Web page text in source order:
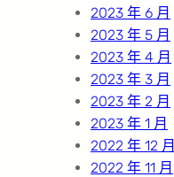
2023 年 6 月
2023 年 5 月
2023 年 4 月
2023 年 3 月
2023 年 2 月
2023 年 1 月
2022 年 12 月
2022 年 11 月